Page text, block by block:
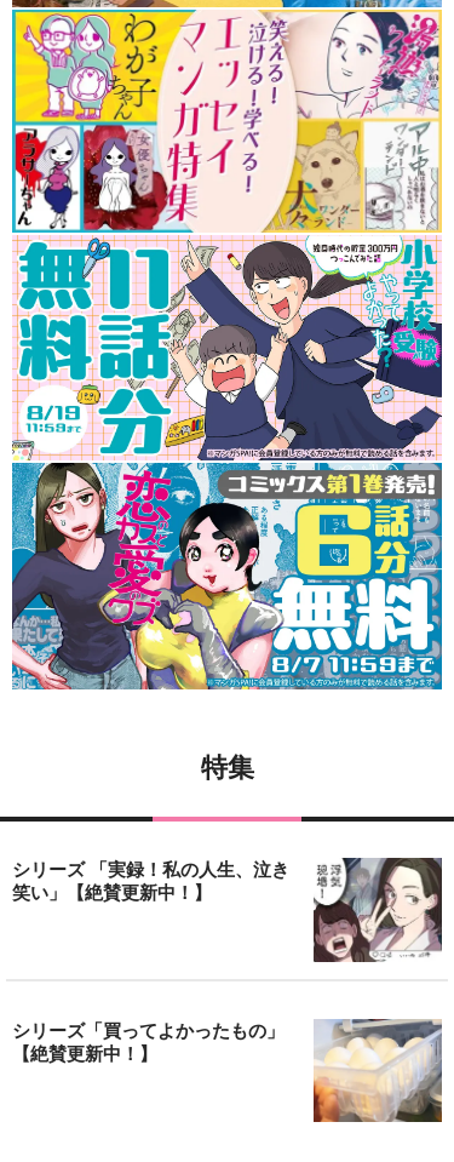
特集
シリーズ 「実録！私の人生、泣き
笑い」【絶賛更新中！】
シリーズ「買ってよかったもの」
【絶賛更新中！】